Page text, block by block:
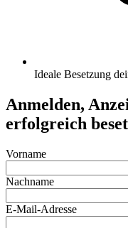
Ideale Besetzung
Anmelden,
erfolgreich
Vorname
Nachname
E-Mail-Adresse